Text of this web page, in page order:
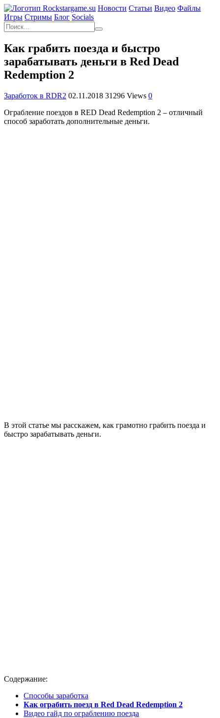
Новости Статьи Видео Файлы
Игры Cтримы Блог Socials
Как грабить поезда и быстро
зарабатывать деньги в Red Dead
Redemption 2
Заработок в RDR2 02.11.2018 31296 Views 0
Ограбление поездов в RED Dead Redemption 2 – отличный
способ заработать дополнительные деньги.
В этой статье мы расскажем, как грамотно грабить поезда и
быстро зарабатывать деньги.
Содержание:
Способы заработка
Как ограбить поезд в Red Dead Redemption 2
Видео гайд по ограблению поезда